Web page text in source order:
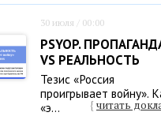
30 июля / 00:00
PSYOP.
VS РЕАЛЬНОСТЬ
Тезис «Россия
проигрывает войну».
«э...
{ читать